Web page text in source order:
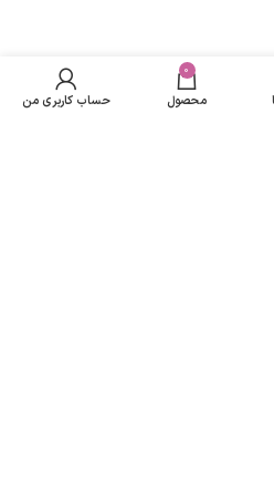
تومان
باشد
0
محصول حساب کاربری من